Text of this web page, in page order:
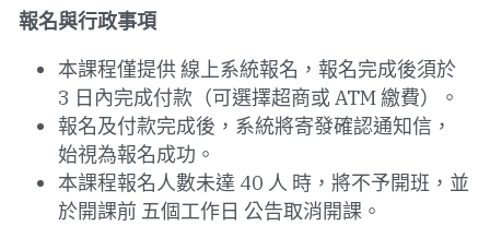
報名與行政事項
本課程僅提供 線上系統報名，報名完成後須於
3 日內完成付款（可選擇超商或 ATM 繳費）。
報名及付款完成後，系統將寄發確認通知信，
始視為報名成功。
本課程報名人數未達 40 人 時，將不予開班，並
於開課前 五個工作日 公告取消開課。